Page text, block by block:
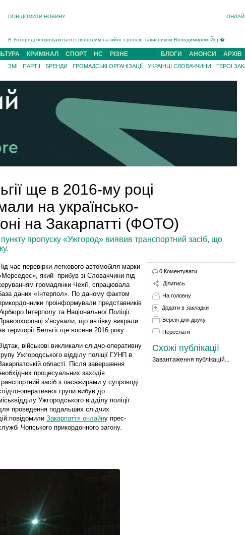
ПОВІДОМИТИ НОВИНУ
В Ужгороді попрощаються із полеглим на війні з росією захисником Володимиром Йор�...
В Ужгороді 5 серпня попрощаються із захисником Богданом Югасом, який два роки �...
Підтвердили загибель захисника із Нанкова на Хустщині Юліана Гербея (ФОТО)[/gree...
На війні з рф поліг військовий з Виноградова Ігнат Роздяловський (ФОТО)...
Інструктора районного ТЦК на Закарпатті судитимуть за обвинувачен...
КРИМІНАЛ СПОРТ НС РІЗНЕ БЛОГИ АНОНСИ АРХІВ
ЗМІ ПАРТІЇ БРЕНДИ ГРОМАДСЬКІ ОРГАНІЗАЦІЇ УКРАЇНЦІ СЛОВАЧЧИНИ ГЕРОЇ
ще в 2016-му році
на українсько-
на Закарпатті (ФОТО)
пропуску «Ужгород» виявив транспортний засіб, що
час перевірки легкового автомобіля марки
який прибув зі Словаччини під
громадянки Чехії, спрацювала
даних «Інтерпол». По даному фактом
проінформували представників
Інтерполу та Національної Поліції.
з’ясували, що автівку викрали
території Бельгії ще восени 2016 року.
військові викликали слідчо-оперативну
Ужгородського відділу поліції ГУНП в
області. Після завершення
процесуальних заходів
засіб з пасажирами у супроводі
оперативної групи вибув до
Ужгородського відділу поліції
проведення подальших слідчих
Закарпаття онлайну прес-
Чопського прикордонного загону.
0 Коментувати
Ділитись
На головну
Додати в закладки
Версія для друку
Переслати
Схожі публікації
Завантаження публікацій...